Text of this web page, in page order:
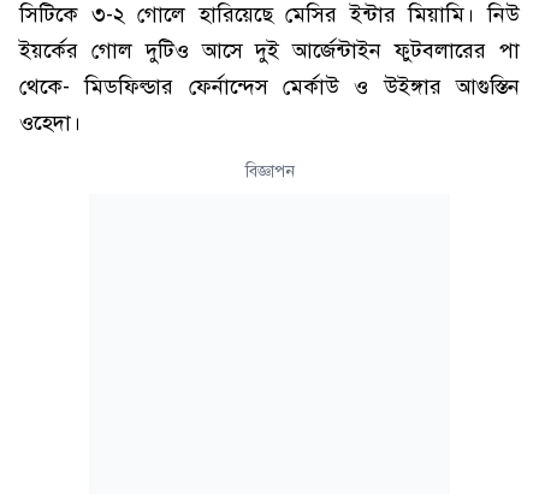
সিটিকে ৩-২ গোলে হারিয়েছে মেসির ইন্টার মিয়ামি। নিউ
ইয়র্কের গোল দুটিও আসে দুই আর্জেন্টাইন ফুটবলারের পা
থেকে- মিডফিল্ডার ফের্নান্দেস মের্কাউ ও উইঙ্গার আগুস্তিন
ওহেদা।
বিজ্ঞাপন